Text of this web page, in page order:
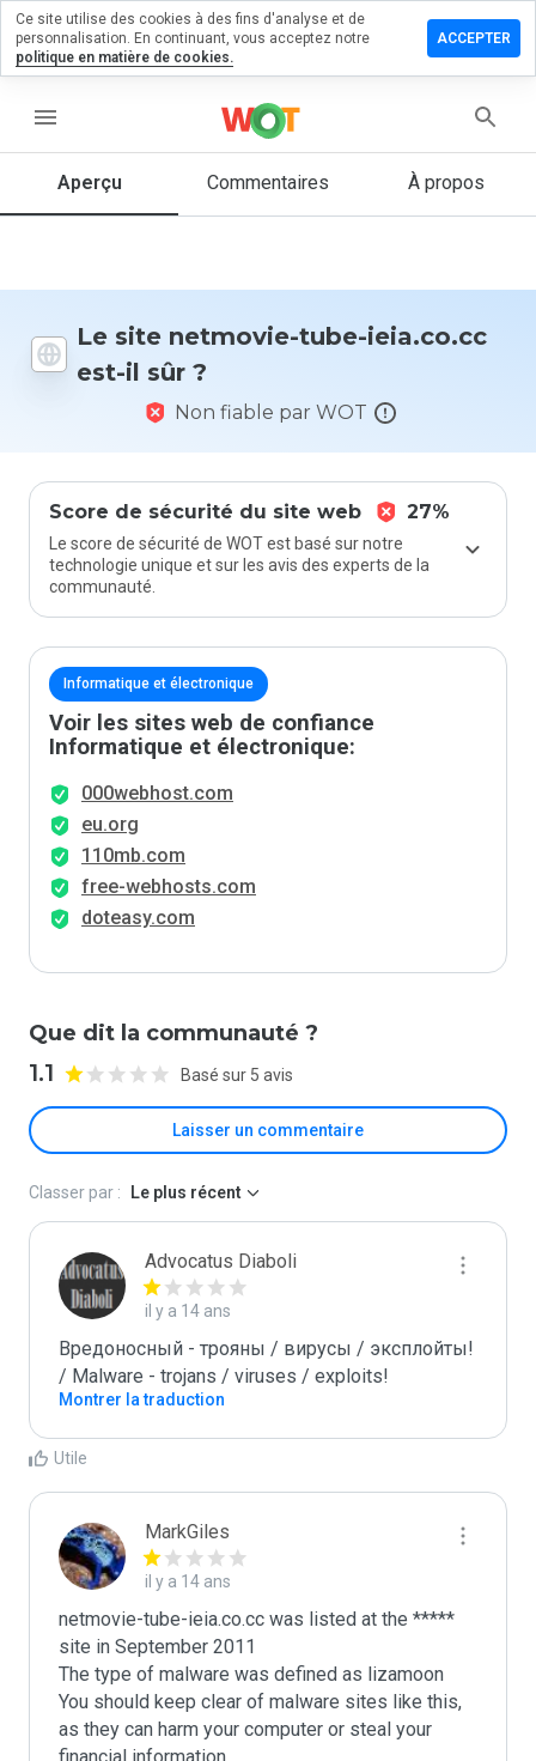
menu
Aperçu Commentaires À propos
Le site netmovie-tube-ieia.co.cc
est-il sûr ?
Non fiable par WOT
Score de sécurité du site web 27%
Le score de sécurité de WOT est basé sur notre
technologie unique et sur les avis des experts de la
communauté.
Informatique et électronique
Voir les sites web de confiance
Informatique et électronique:
000webhost.com
eu.org
110mb.com
free-webhosts.com
doteasy.com
Que dit la communauté ?
1.1 Basé sur 5 avis
Laisser un commentaire
un
Quelle
donneriez-
vous à ce
Classer par : Le plus récent
Advocatus Diaboli
il y a 14 ans
Вредоносный - трояны / вирусы / эксплойты!
/ Malware - trojans / viruses / exploits!
Montrer la traduction
Utile
MarkGiles
il y a 14 ans
netmovie-tube-ieia.co.cc was listed at the *****
site in September 2011
The type of malware was defined as lizamoon
You should keep clear of malware sites like this,
as they can harm your computer or steal your
Ce site utilise des cookies à des fins d'analyse et de
personnalisation. En continuant, vous acceptez notre
politique en matière de cookies.
ACCEPTER